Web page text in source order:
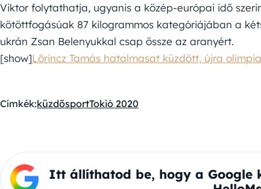
Viktor folytathatja, ugyanis a közép-európai idő
kötöttfogásúak 87 kilogrammos kategóriájában a
ukrán Zsan Belenyukkal csap össze az aranyért.
[show]Lőrincz Tamás hatalmasat küzdött, újra
Címkék:küzdősportTokió 2020
Itt állíthatod be, hogy a Google